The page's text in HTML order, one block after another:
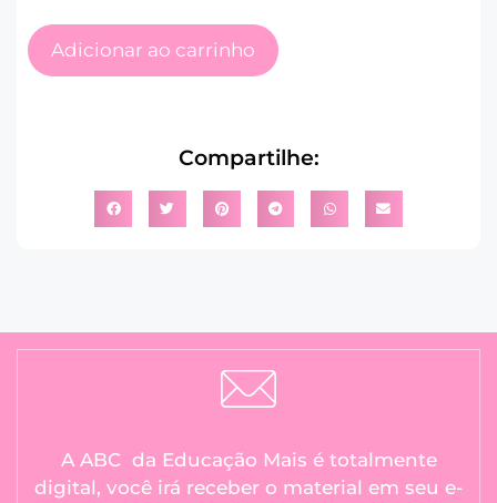
Adicionar ao carrinho
Compartilhe:
A ABC da Educação Mais é totalmente
digital, você irá receber o material em seu e-